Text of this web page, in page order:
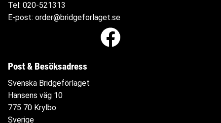
Tel: 020-521313
E-post: order@bridgeforlaget.se
Post & Besöksadress
Svenska Bridgeförlaget
Hansens väg 10
775 70 Krylbo
Sverige